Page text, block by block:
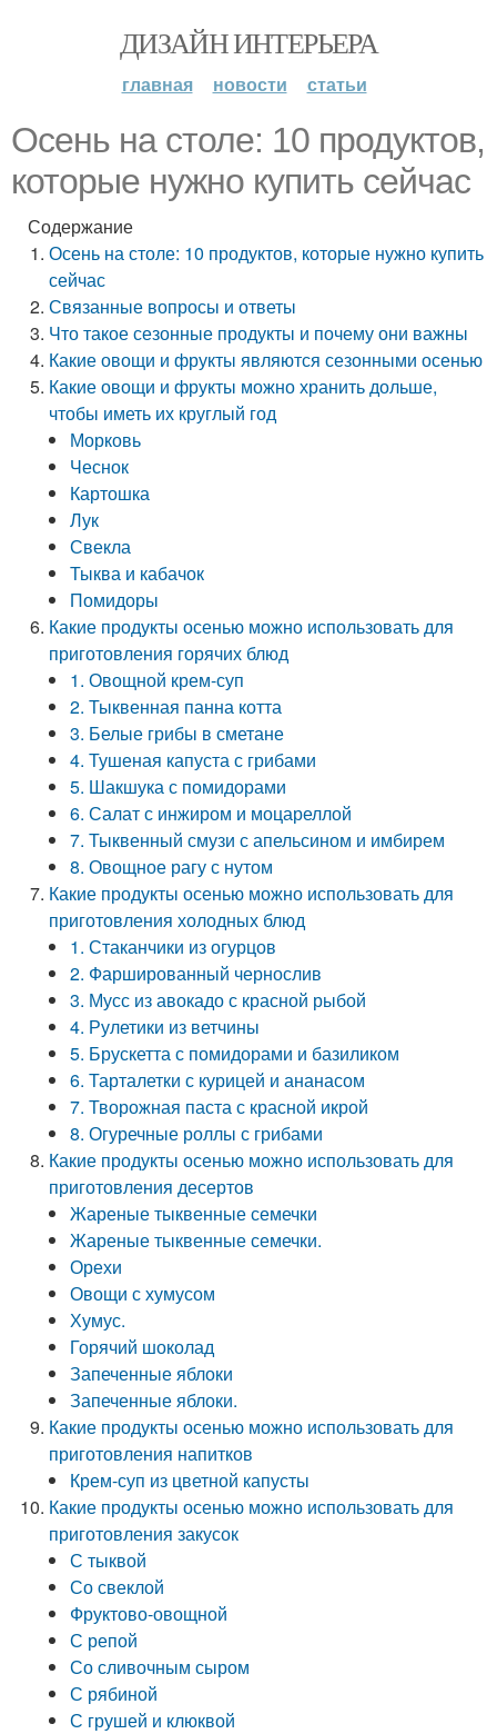
ДИЗАЙН ИНТЕРЬЕРА
главная новости статьи
Осень на столе: 10 продуктов,
которые нужно купить сейчас
Содержание
Осень на столе: 10 продуктов, которые нужно купить
сейчас
Связанные вопросы и ответы
Что такое сезонные продукты и почему они важны
Какие овощи и фрукты являются сезонными осенью
Какие овощи и фрукты можно хранить дольше,
чтобы иметь их круглый год
Морковь
Чеснок
Картошка
Лук
Свекла
Тыква и кабачок
Помидоры
Какие продукты осенью можно использовать для
приготовления горячих блюд
1. Овощной крем-суп
2. Тыквенная панна котта
3. Белые грибы в сметане
4. Тушеная капуста с грибами
5. Шакшука с помидорами
6. Салат с инжиром и моцареллой
7. Тыквенный смузи с апельсином и имбирем
8. Овощное рагу с нутом
Какие продукты осенью можно использовать для
приготовления холодных блюд
1. Стаканчики из огурцов
2. Фаршированный чернослив
3. Мусс из авокадо с красной рыбой
4. Рулетики из ветчины
5. Брускетта с помидорами и базиликом
6. Тарталетки с курицей и ананасом
7. Творожная паста с красной икрой
8. Огуречные роллы с грибами
Какие продукты осенью можно использовать для
приготовления десертов
Жареные тыквенные семечки
Жареные тыквенные семечки.
Орехи
Овощи с хумусом
Хумус.
Горячий шоколад
Запеченные яблоки
Запеченные яблоки.
Какие продукты осенью можно использовать для
приготовления напитков
Крем-суп из цветной капусты
Какие продукты осенью можно использовать для
приготовления закусок
С тыквой
Со свеклой
Фруктово-овощной
С репой
Со сливочным сыром
С рябиной
С грушей и клюквой